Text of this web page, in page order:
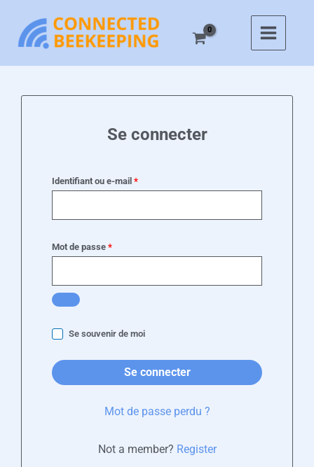
contenu
Se connecter
Identifiant ou e-mail *
Mot de passe *
Se souvenir de moi
Se connecter
Mot de passe perdu ?
Not a member? Register